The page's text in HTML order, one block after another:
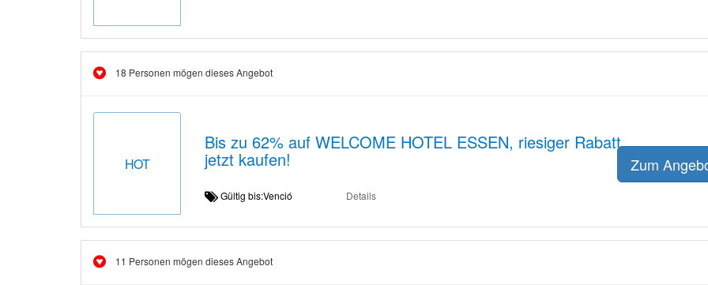
18 Personen mögen dieses Angebot
HOT
Bis zu 62% auf WELCOME HOTEL ESSEN, riesiger Rabatt,
jetzt kaufen!
Gültig bis:Venció Details
Zum
11 Personen mögen dieses Angebot